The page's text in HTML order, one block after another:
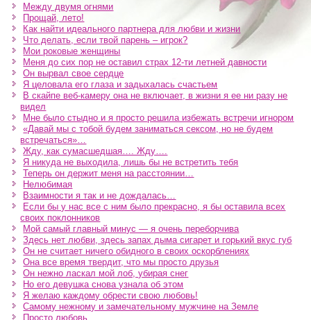
Между двумя огнями
Прощай, лето!
Как найти идеального партнера для любви и жизни
Что делать, если твой парень – игрок?
Мои роковые женщины
Меня до сих пор не оставил страх 12-ти летней давности
Он вырвал свое сердце
Я целовала его глаза и задыхалась счастьем
В скайпе веб-камеру она не включает, в жизни я ее ни разу не
видел
Мне было стыдно и я просто решила избежать встречи игнором
«Давай мы с тобой будем заниматься сексом, но не будем
встречаться»…
Жду, как сумасшедшая…. Жду….
Я никуда не выходила, лишь бы не встретить тебя
Теперь он держит меня на расстоянии…
Нелюбимая
Взаимности я так и не дождалась…
Если бы у нас все с ним было прекрасно, я бы оставила всех
своих поклонников
Мой самый главный минус — я очень переборчива
Здесь нет любви, здесь запах дыма сигарет и горький вкус губ
Он не считает ничего обидного в своих оскорблениях
Она все время твердит, что мы просто друзья
Он нежно ласкал мой лоб, убирая снег
Но его девушка снова узнала об этом
Я желаю каждому обрести свою любовь!
Самому нежному и замечательному мужчине на Земле
Просто любовь